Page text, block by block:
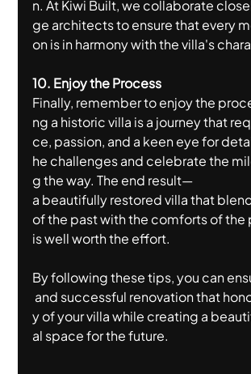
n. At Kiwi Built, we collaborate
ge architects to ensure that every
on is in harmony with the villa's
10. Enjoy the Process
Finally, remember to enjoy the
ng a historic villa is a journey that
ce, passion, and a keen eye for
he challenges and celebrate the
g the way. The end result—
a beautifully restored villa that
of the past with the comforts of
is well worth the effort.
By following these tips, you can
and successful renovation that
y of your villa while creating a
al space for the future.